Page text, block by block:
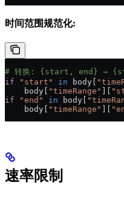
时间范围规范化:
# 转换: {start, end} →
if "start" in body[
    body[
"timeRange" ][
if "end" in body[
    body[
"timeRange" ][
速率限制